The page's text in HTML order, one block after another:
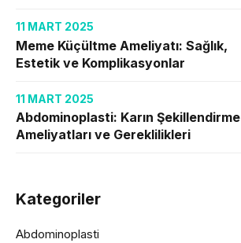
11 MART 2025
Meme Küçültme Ameliyatı: Sağlık,
Estetik ve Komplikasyonlar
11 MART 2025
Abdominoplasti: Karın Şekillendirme
Ameliyatları ve Gereklilikleri
Kategoriler
Abdominoplasti